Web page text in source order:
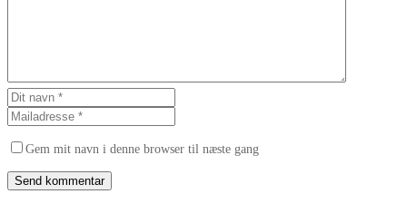
Gem mit navn i denne browser til næste gang